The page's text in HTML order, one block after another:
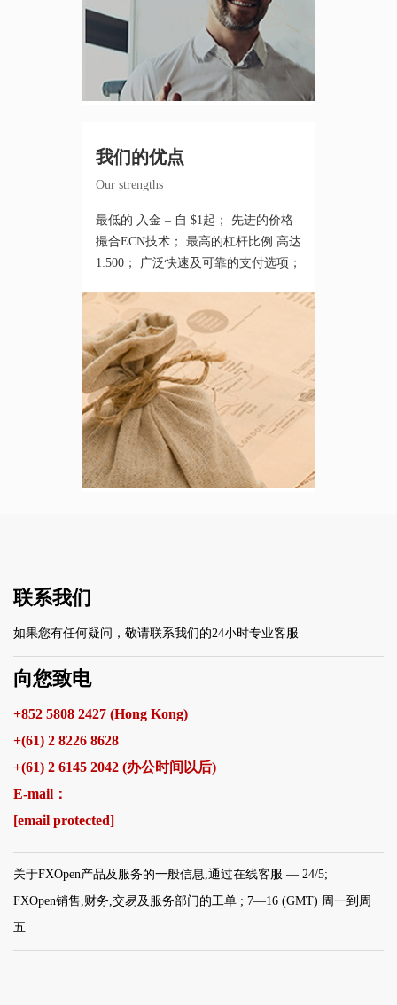
我们的优点
Our strengths
最低的 入金 – 自 $1起； 先进的价格
撮合ECN技术； 最高的杠杆比例 高达
1:500； 广泛快速及可靠的支付选项；
联系我们
如果您有任何疑问，敬请联系我们的24小时专业客服
向您致电
+852 5808 2427 (Hong Kong)
+(61) 2 8226 8628
+(61) 2 6145 2042 (办公时间以后)
E-mail：
[email protected]
关于FXOpen产品及服务的一般信息,通过在线客服 — 24/5;
FXOpen销售,财务,交易及服务部门的工单 ; 7—16 (GMT) 周一到周
五.